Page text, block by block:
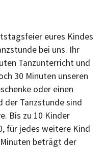
eures Kindes
bei uns. Ihr
Tanzunterricht und
30 Minuten unseren
oder einen
der Tanzstunde sind
Bis zu 10 Kinder
für jedes weitere Kind
beträgt der